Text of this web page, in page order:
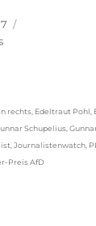
rechts Edeltraut Pohl
Schupelius ,
,Journalistenwatch
Preis AfD